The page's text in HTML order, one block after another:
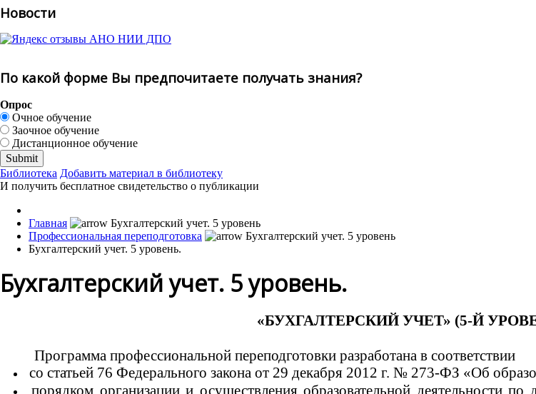
Новости
По какой форме Вы предпочитаете получать знания?
Опрос
Очное обучение
Заочное обучение
Дистанционное обучение
Библиотека Добавить материал в библиотеку
И получить бесплатное свидетельство о публикации
Главная
Профессиональная переподготовка
Бухгалтерский учет. 5 уровень.
Бухгалтерский учет. 5 уровень.
«БУХГАЛТЕРСКИЙ УЧЕТ» (5-Й
Программа профессиональной переподготовки разработана в соответствии
со статьей 76 Федерального закона от 29 декабря 2012 г. № 273-ФЗ «Об
порядком организации и осуществления образовательной деятельности